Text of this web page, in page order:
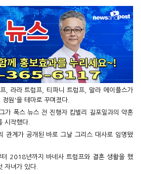
, 라라 트럼프, 티파니 트럼프, 말라 메이플스가
원'을 테마로 꾸며졌다.
가 폭스 뉴스 전 진행자 킴벌리 길포일과의 약혼
시작했다.
관계가 공개된 바로 그날 그리스 대사로 임명됐
2018년까지 바네사 트럼프와 결혼 생활을 했
자녀가 있다.